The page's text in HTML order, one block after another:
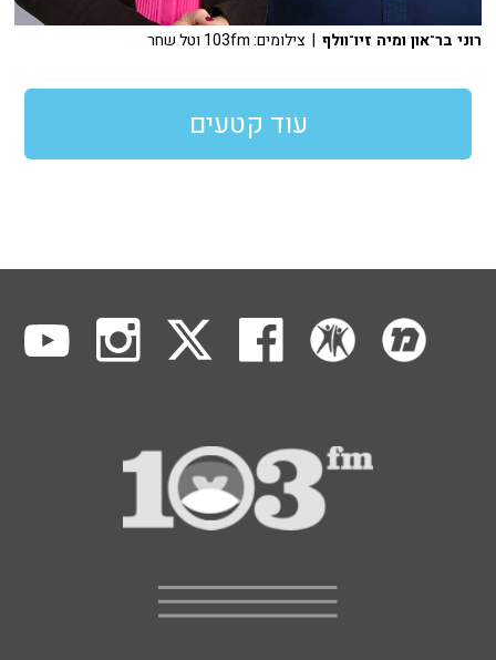
רוני בר־און ומיה זיו־וולף | צילומים: 103fm וטל שחר
עוד קטעים